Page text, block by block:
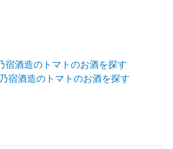
宿酒造のトマトのお酒を探す
宿酒造のトマトのお酒を探す